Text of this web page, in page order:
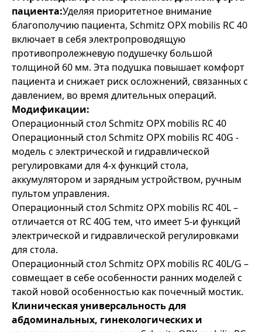
пациента:Уделяя приоритетное внимание
благополучию пациента, Schmitz OPX mobilis RC 40
включает в себя электропроводящую
противопролежневую подушечку большой
толщиной 60 мм. Эта подушка повышает комфорт
пациента и снижает риск осложнений, связанных с
давлением, во время длительных операций.
Модификации:
Операционный стол Schmitz OPX mobilis RС 40
Операционный стол Schmitz OPX mobilis RС 40G -
модель с электрической и гидравлической
регулировками для 4-х функций стола,
аккумулятором и зарядным устройством, ручным
пультом управления.
Операционный стол Schmitz OPX mobilis RС 40L –
отличается от RС 40G тем, что имеет 5-и функций
электрической и гидравлической регулировками
для стола.
Операционный стол Schmitz OPX mobilis RС 40L/G –
совмещает в себе особенности ранних моделей с
такой новой особенностью как почечный мостик.
Клиническая универсальность для
абдоминальных, гинекологических и